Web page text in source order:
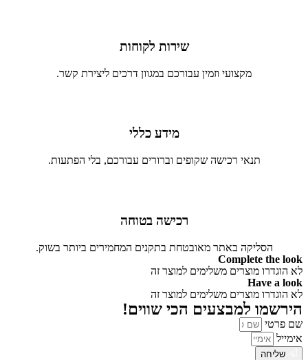
שירות לקוחות
מקצועי וזמין עבורכם במגוון דרכים ליצירת קשר.
מידע כללי
תנאי רכישה שקופים וברורים עבורכם, בלי הפתעות.
רכישה בטוחה
הסליקה באתר מאובטחת בתקנים המחמירים ביותר בשוק.
Complete the look
לא הוגדרו מוצרים משלימים למוצר זה
Have a look
לא הוגדרו מוצרים משלימים למוצר זה
הירשמו למבצעים הכי שווים!
שם פרטי
אימייל
שליחה